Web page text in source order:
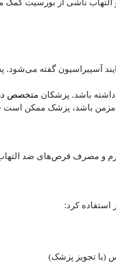
التهاب ناشی از بورسیت کمک
آسپیراسیون گفته
باشد. پزشکان متخصص
و مصرف قرص‌های ضد التهاب
استفاده کرد:
(با تجویز پزشک)